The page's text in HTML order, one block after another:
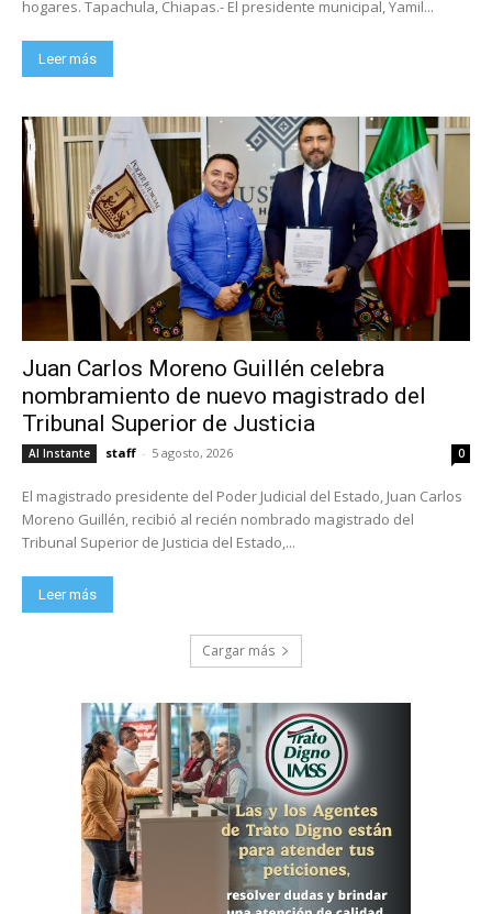
hogares. Tapachula, Chiapas.- El presidente municipal, Yamil...
Leer más
Juan Carlos Moreno Guillén celebra
nombramiento de nuevo magistrado del
Tribunal Superior de Justicia
Al Instante staff - 5 agosto, 2026 0
El magistrado presidente del Poder Judicial del Estado, Juan Carlos
Moreno Guillén, recibió al recién nombrado magistrado del
Tribunal Superior de Justicia del Estado,...
Leer más
Cargar más